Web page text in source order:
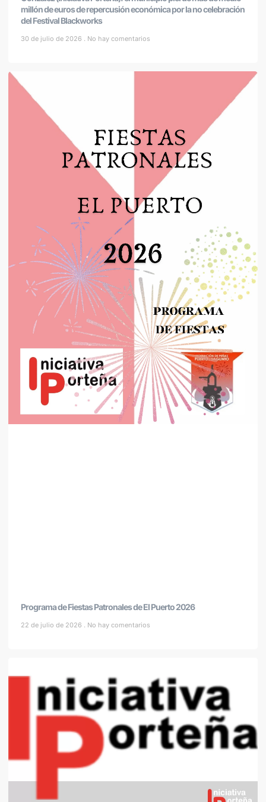
millón de euros de repercusión económica por la no celebración
del Festival Blackworks
30 de julio de 2026 No hay comentarios
Programa de Fiestas Patronales de El Puerto 2026
22 de julio de 2026 No hay comentarios